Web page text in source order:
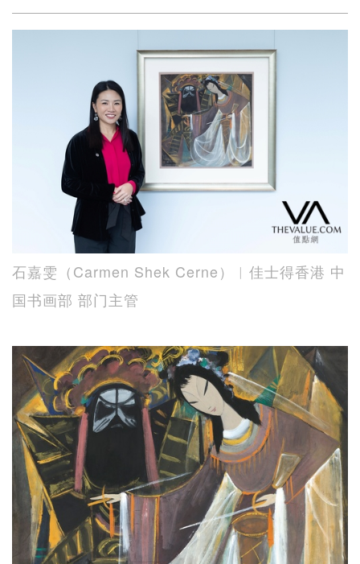
石嘉雯（Carmen Shek Cerne）︱佳士得香港 中
国书画部 部门主管